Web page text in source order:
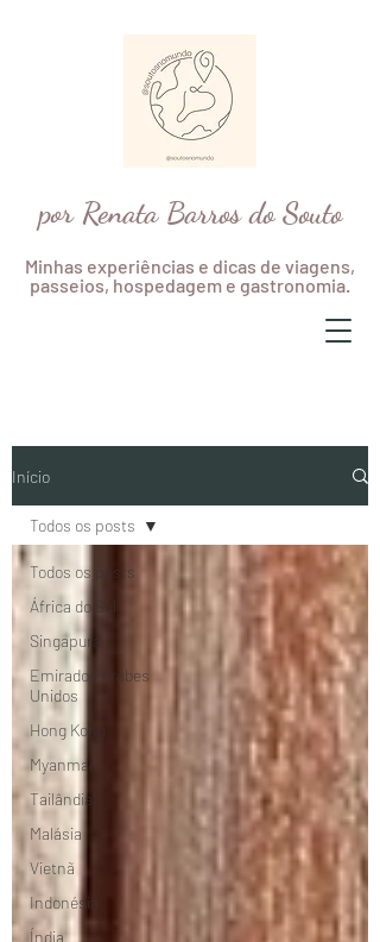
por Renata Barros do Souto
Minhas experiências e dicas de viagens,
passeios, hospedagem e gastronomia.
Início
Todos os posts
África do Sul
Singapura
Emirados Árabes
Unidos
Hong Kong
Myanmar
Tailândia
Malásia
Vietnã
Indonésia
Índia
Todos os posts